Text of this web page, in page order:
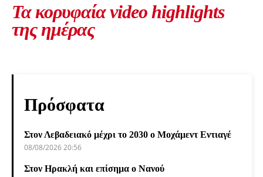
Τα κορυφαία video highlights
της ημέρας
Πρόσφατα
Στον Λεβαδειακό μέχρι το 2030 ο Μοχάμεντ Εντιαγέ
08/08/2026 20:56
Στον Ηρακλή και επίσημα ο Νανού